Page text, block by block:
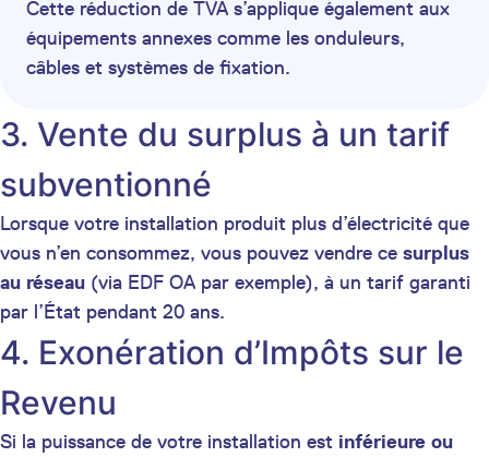
Cette réduction de TVA s’applique également aux
équipements annexes comme les onduleurs,
câbles et systèmes de fixation.
3. Vente du surplus à un tarif
subventionné
Lorsque votre installation produit plus d’électricité que
vous n’en consommez, vous pouvez vendre ce surplus
au réseau (via EDF OA par exemple), à un tarif garanti
par l’État pendant 20 ans.
4. Exonération d’Impôts sur le
Revenu
Si la puissance de votre installation est inférieure ou